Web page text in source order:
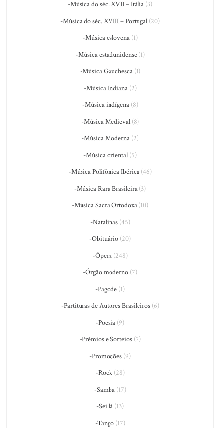
-Música do séc. XVII – Itália (3)
-Música do séc. XVIII – Portugal (20)
-Música eslovena(1)
-Música estadunidense(1)
-Música Gauchesca(1)
-Música Indiana(2)
-Música indígena(8)
-Música Medieval(8)
-Música Moderna (2)
-Música oriental (5)
-Música Polifônica Ibérica(46)
-Música Rara Brasileira (3)
-Música Sacra Ortodoxa (10)
-Natalinas(45)
-Obituário (20)
-Ópera(248)
-Órgão moderno (7)
-Pagode (1)
-Partituras de Autores Brasileiros(6)
-Poesia (9)
-Prêmios e Sorteios(7)
-Promoções (9)
-Rock(28)
-Samba(17)
-Sei lá (13)
-Tango(17)